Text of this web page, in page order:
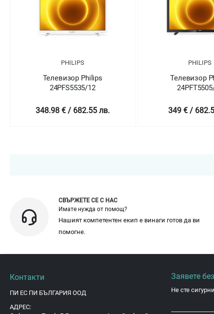
PHILIPS
Телевизор Philips
24PFS5535/12
348.98 € / 682.55 лв.
PHILIPS
Телевизор
349 € /
СВЪРЖЕТЕ СЕ С НАС
Имате нужда от помощ?
Нашият компетентен екип е винаги готов да ви
помогне.
Контакти
ПИ ЕС ПИ БЪЛГАРИЯ ООД
АДРЕС:
Заявете
Не сте